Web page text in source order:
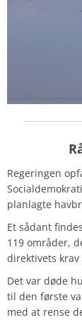
Regeringen
planlagte
Et sådant
119 områder,
direktivets krav
Det var døde
til den første
med at rense